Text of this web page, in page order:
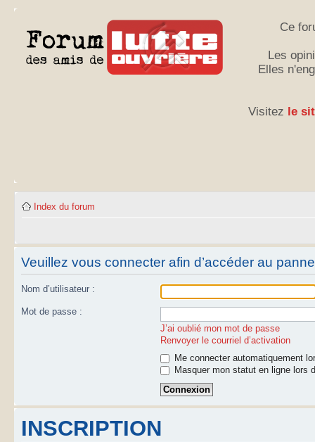
Ce
Les
Elles
Visitez le
Index du forum
Veuillez vous connecter afin d’accéder au
Nom d’utilisateur :
Mot de passe :
J’ai oublié mon mot de passe
Renvoyer le courriel d’activation
Me connecter automatiquement
Masquer mon statut en ligne lors
INSCRIPTION